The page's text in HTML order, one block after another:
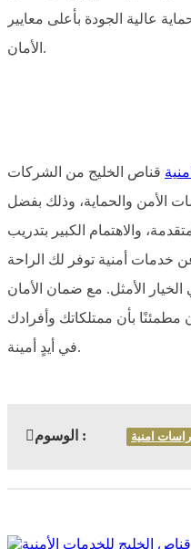
عالية الجودة بأعلى معايير
الأمان.
قناص الخليج من الشركات
الأمن والحماية، وذلك بفضل
والاهتمام الكبير بتدريب
خدمات أمنية توفر لك الراحة
الأمثل. مع ضمان الأمان
بأن ممتلكاتك وأفرادك
في أيدٍ أمينة.
الوسوم : امنية